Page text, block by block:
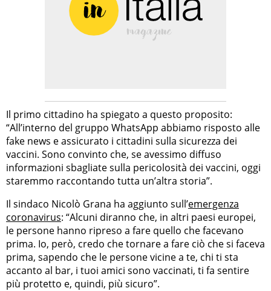
Il primo cittadino ha spiegato a questo proposito:
“All’interno del gruppo WhatsApp abbiamo risposto alle
fake news e assicurato i cittadini sulla sicurezza dei
vaccini. Sono convinto che, se avessimo diffuso
informazioni sbagliate sulla pericolosità dei vaccini, oggi
staremmo raccontando tutta un’altra storia”.
Il sindaco Nicolò Grana ha aggiunto sull’emergenza
coronavirus: “Alcuni diranno che, in altri paesi europei,
le persone hanno ripreso a fare quello che facevano
prima. Io, però, credo che tornare a fare ciò che si faceva
prima, sapendo che le persone vicine a te, chi ti sta
accanto al bar, i tuoi amici sono vaccinati, ti fa sentire
più protetto e, quindi, più sicuro”.